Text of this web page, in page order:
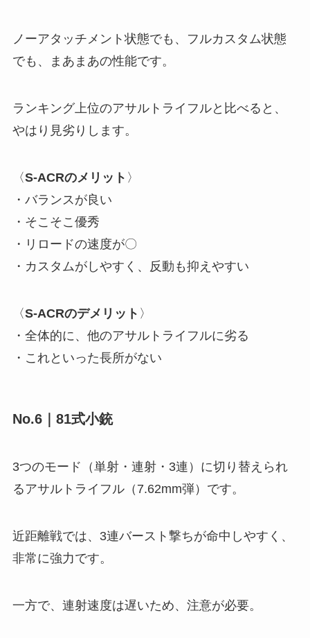
ノーアタッチメント状態でも、フルカスタム状態
でも、まあまあの性能です。
ランキング上位のアサルトライフルと比べると、
やはり見劣りします。
〈S-ACRのメリット 〉
・バランスが良い
・そこそこ優秀
・リロードの速度が〇
・カスタムがしやすく、反動も抑えやすい
〈S-ACRのデメリット 〉
・全体的に、他のアサルトライフルに劣る
・これといった長所がない
No.6｜81式小銃
3つのモード（単射・連射・3連）に切り替えられ
るアサルトライフル（7.62mm弾）です。
近距離戦では、3連バースト撃ちが命中しやすく、
非常に強力です。
一方で、連射速度は遅いため、注意が必要。